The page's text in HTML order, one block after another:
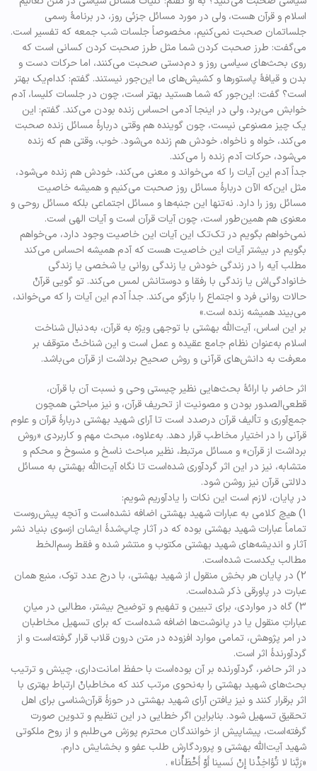
اسلام و قرآن هست، ولی در مورد مسائل جزئی روز، در برنامۀ رسمی
جلساتمان صحبت نمی‌کنیم، مخصوصاً جلسات شب جمعه که تفسیر است.
می‌گفت: طرز صحبت کردن شما مثل طرز صحبت کردن کسانی است که
روی بحث‌های سیاسی روز و دم‌دستی صحبت می‌کنند، اما حرکات دست و
بدن و قیافۀ پاستورها و کشیش‌های ما این‌جور نیستند. گفتم: کدام‌یک بهتر
است؟ گفت: این‌جور که شما هستید بهتر است، چون در جلسات کلیسا، آدم
خوابش می‌برد، ولی در اینجا آدمی احساس زنده بودن می‌کند. گفتم: این
یک چیز مصنوعی نیست، چون گوینده هم وقتی دربارۀ مسائل زنده صحبت
می‌کند، خواه و ناخواه، خودش هم زنده می‌شود. خوب، وقتی هم که زنده
می‌شود، حرکات آدم زنده را می‌کند.
جداً آدم این آیات را که می‌خواند و معنی می‌کند، خودش هم زنده می‌شود،
مثل این‌که الآن دربارۀ مسائل روز صحبت می‌کنیم و همیشه خاصیت
مسائل روز را دارد. نه‌تنها این جنبه‌ها و مسائل اجتماعی بلکه مسائل روحی و
معنوی هم همین‌طور است، چون آیات قرآن است و آیات الهی است.
نمی‌خواهم بگویم در تک‌تک این آیات این خاصیت وجود دارد، می‌خواهم
بگویم در بیشتر آیات این خاصیت هست که آدم همیشه احساس می‌کند
مطلب آیه را در زندگی خودش یا زندگی روانی یا شخصی یا زندگی
خانوادگی‌اش یا زندگی با رفقا و دوستانش لمس می‌کند. تو گویی قرآنْ
حالات روانی فرد و اجتماع را بازگو می‌کند. جداً آدم این آیات را که می‌خواند،
می‌بیند همیشه زنده است.»
بر این اساس، آیت‌الله بهشتی با توجهی ویژه به قرآن، به‌دنبال شناخت
اسلام به‌عنوان نظام جامع عقیده و عمل است و این شناختْ متوقف بر
معرفت به دانش‌های قرآنی و روش صحیح برداشت از قرآن می‌باشد.
اثر حاضر با ارائۀ بحث‌هایی نظیر چیستی وحی و نسبت آن با قرآن،
قطعی‌الصدور بودن و مصونیت از تحریف قرآن، و نیز مباحثی همچون
جمع‌آوری و تألیف قرآن درصدد است تا آرای شهید بهشتی دربارۀ قرآن و علوم
قرآنی را در اختیار مخاطب قرار دهد. به‌علاوه، مبحث مهم و کاربردی «روش
برداشت از قرآن» و مسائل مرتبط، نظیر مباحث ناسخ و منسوخ و محکم و
متشابه، نیز در این اثر گردآوری شده‌است تا نگاه آیت‌الله بهشتی به مسائل
دلالتی قرآن نیز روشن شود.
در پایان، لازم است این نکات را یادآوریم شویم:
1) هیچ کلامی به عبارات شهید بهشتی اضافه نشده‌است و آنچه پیش‌روست
تماماً عبارات شهید بهشتی بوده که در آثار چاپ‌شدۀ ایشان ازسوی بنیاد نشر
آثار و اندیشه‌های شهید بهشتی مکتوب و منتشر شده‌ و فقط رسم‌الخط
مطالب یکدست شده‌است.
2) در پایان هر بخشِ منقول از شهید بهشتی، با درج عدد توک، منبع همان
عبارت در پاورقی ذکر شده‌است.
3) گاه در مواردی، برای تبیین و تفهیم و توضیح بیشتر، مطالبی در میانِ
عباراتِ منقول یا در پانوشت‌ها اضافه شده‌است که برای تسهیل مخاطبان
در امر پژوهش، تمامی موارد افزوده در متن درون قلاب‌ قرار گرفته‌است و از
گردآورندۀ اثر است.
در اثر حاضر، گردآورنده بر آن بوده‌است با حفظ امانت‌داری، چینش و ترتیب
بحث‌های شهید بهشتی را به‌نحوی مرتب کند که مخاطبانْ ارتباط بهتری با
اثر برقرار کنند و نیز یافتن آرای شهید بهشتی در حوزۀ قرآن‌شناسی برای اهل
تحقیق تسهیل شود. بنابراین اگر خطایی در این تنظیم و تدوین صورت
گرفته‌است، پیشاپیش از خوانندگان محترم پوزش می‌طلبم و از روح ملکوتی
شهید آیت‌الله بهشتی و پروردگارش طلب عفو و بخشایش دارم.
«رَبَّنا لا تُؤاخِذْنا إِنْ نَسینا أَوْ أَخْطَأْنا» .